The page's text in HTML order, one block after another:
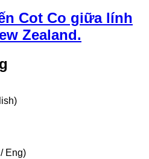
Cot Co giữa lính
Zealand.
Eng)